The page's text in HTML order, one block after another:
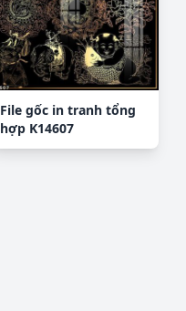
File gốc in tranh tổng
hợp K14607